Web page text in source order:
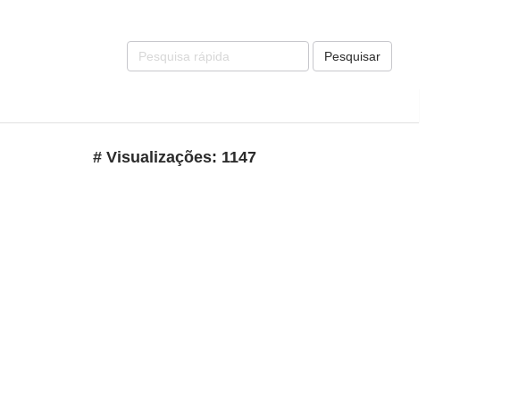
Pesquisar
# Visualizações: 1147